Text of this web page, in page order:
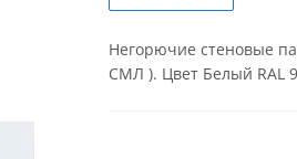
Негорючие стеновые
СМЛ ). Цвет Белый RAL